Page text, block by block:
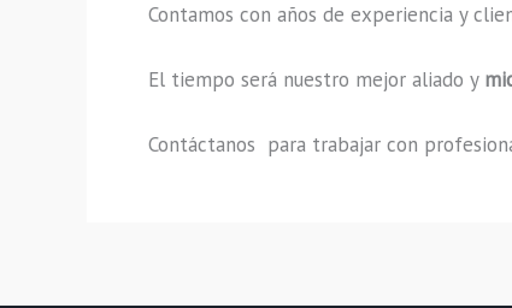
Contamos con años de experiencia y
El tiempo será nuestro mejor aliado y
Contáctanos para trabajar con